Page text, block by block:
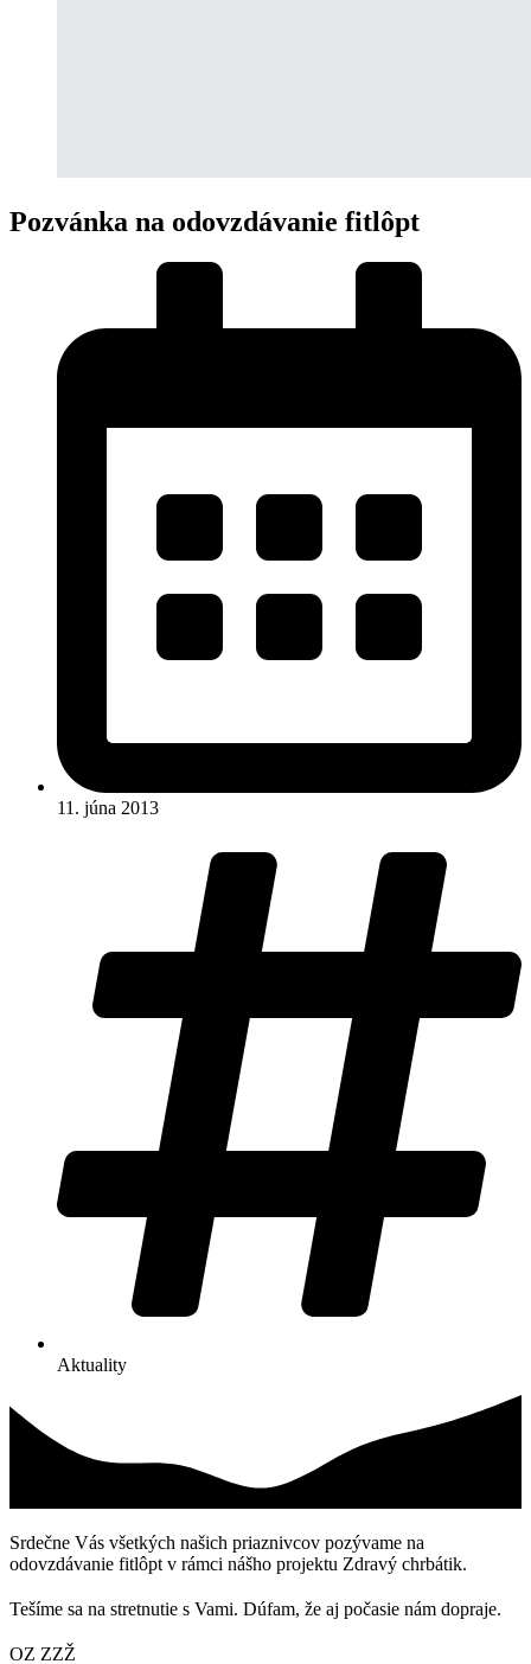
Pozvánka na odovzdávanie fitlôpt
11. júna 2013
Aktuality
Srdečne Vás všetkých našich priaznivcov pozývame na
odovzdávanie fitlôpt v rámci nášho projektu Zdravý chrbátik.
Tešíme sa na stretnutie s Vami. Dúfam, že aj počasie nám dopraje.
OZ ZZŽ